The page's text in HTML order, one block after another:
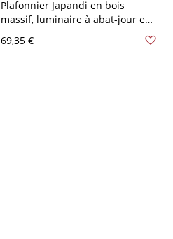
Plafonnier Japandi en bois
massif, luminaire à abat-jour en
chambre - 110 V-120 V Couvercle
69,35 €